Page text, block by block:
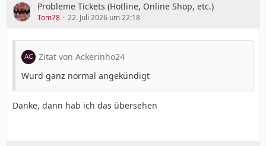
Probleme Tickets (Hotline, Online Shop, etc.)
Tom78 22. Juli 2026 um 22:18
Zitat von Ackerinho24
Wurd ganz normal angekündigt
Danke, dann hab ich das übersehen